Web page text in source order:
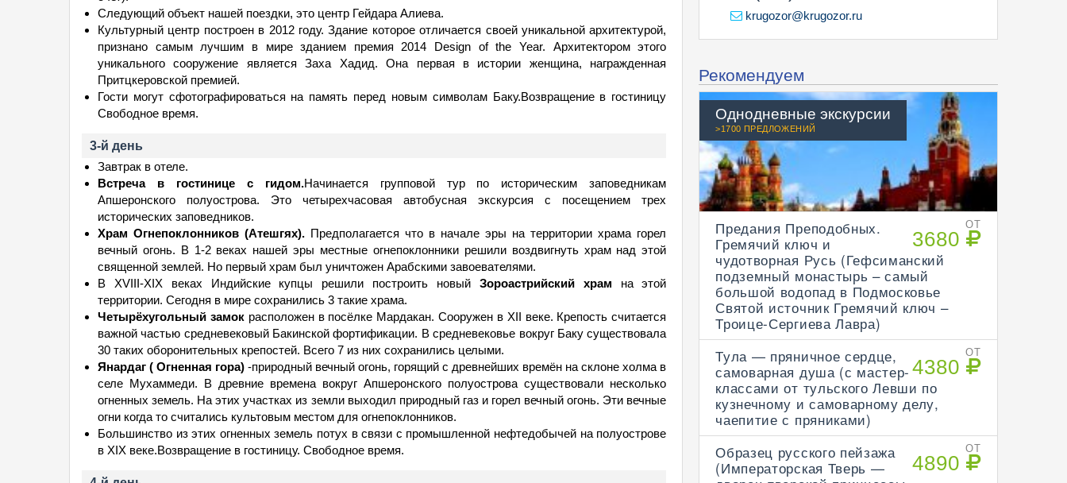
Следующий объект нашей поездки, это центр Гейдара Алиева.
Культурный центр построен в 2012 году. Здание которое отличается своей уникальной архитектурой,
признано самым лучшим в мире зданием премия 2014 Design of the Year. Архитектором этого
уникального сооружение является Заха Хадид. Она первая в истории женщинa, награжденная
Притцкеровской премией.
Гости могут сфотографироваться на память перед новым символам Баку.Возвращение в гостиницу
Свободное время.
3-й день
Завтрак в отеле.
Встреча в гостинице с гидом.Начинается групповой тур по историческим заповедникам
Апшеронского полуострова. Это четырехчасовая автобусная экскурсия с посещением трех
исторических заповедников.
Xрам Огнепоклонников (Атешгях). Предполагается что в начале эры на территории храма горел
вечный огонь. В 1-2 веках нашей эры местные огнепоклонники решили воздвигнуть храм над этой
священной землей. Но первый храм был уничтожен Арабскими завоевателями.
В ХVIII-XIX веках Индийские купцы решили построить новый Зороастрийский храм на этой
территории. Сегодня в мире сохранились 3 такие храма.
Четырёхугольный замок расположен в посёлке Мардакaн. Сооружен в XII веке. Крепость считается
важной частью средневековый Бакинской фортификации. В средневековье вокруг Баку существовала
30 таких оборонительных крепостей. Всего 7 из них сохранились целыми.
Янардаг ( Огненная гора)-природный вечный огонь, горящий с древнейших времён на склоне холма в
селе Мухаммеди. В древние времена вокруг Апшеронского полуострова существовали несколько
огненных земель. На этих участках из земли выходил природный газ и горел вечный огонь. Эти вечные
огни когда то считались культовым местом для огнепоклонников.
Большинство из этих огненных земель потух в связи с промышленной нефтедобычей на полуострове
в XIX веке.Возвращение в гостиницу. Свободное время.
krugozor@krugozor.ru
Рекомендуем
Однодневные экскурсии
>1700 ПРЕДЛОЖЕНИЙ
ОТ
3680
Предания Преподобных.
Гремячий ключ и
чудотворная Русь (Гефсиманский
подземный монастырь – самый
большой водопад в Подмосковье
Святой источник Гремячий ключ –
Троице-Сергиева Лавра)
ОТ
4380
Тула — пряничное сердце,
самоварная душа (с мастер-
классами от тульского Левши по
кузнечному и самоварному делу,
чаепитие с пряниками)
ОТ
4890
Образец русского пейзажа
(Императорская Тверь —